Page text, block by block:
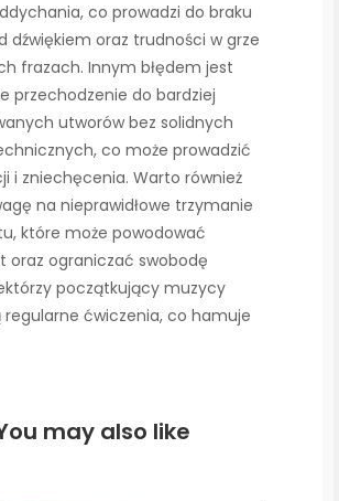
co prowadzi do braku
dźwiękiem oraz trudności w grze
frazach. Innym błędem jest
przechodzenie do bardziej
utworów bez solidnych
co może prowadzić
i zniechęcenia. Warto również
na nieprawidłowe trzymanie
które może powodować
oraz ograniczać swobodę
początkujący muzycy
regularne ćwiczenia, co hamuje
may also like